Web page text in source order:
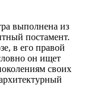
выполнена из
постамент.
в его правой
он ищет
своих